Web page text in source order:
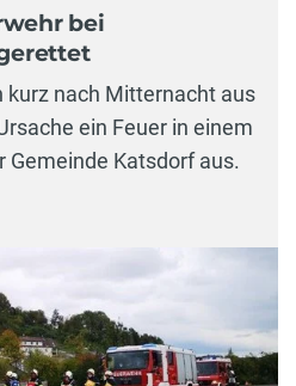
bei
kurz nach Mitternacht aus
ein Feuer in einem
Gemeinde Katsdorf aus.